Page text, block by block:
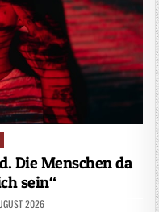
Die Menschen da
sein“
2026